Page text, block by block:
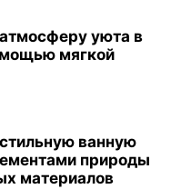
уюта в
мягкой
ванную
природы
материалов